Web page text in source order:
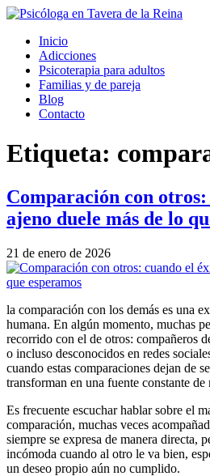
Inicio
Adicciones
Psicoterapia para adultos
Familias y de pareja
Blog
Contacto
Etiqueta:
Comparación con
ajeno duele más de lo
21 de enero de 2026
la comparación con los demás es una
humana. En algún momento, muchas
recorrido con el de otros: compañeros
o incluso desconocidos en redes
cuando estas comparaciones dejan de
transforman en una fuente constante de
Es frecuente escuchar hablar sobre el
comparación, muchas veces
siempre se expresa de manera directa,
incómoda cuando al otro le va bien,
un deseo propio aún no cumplido.